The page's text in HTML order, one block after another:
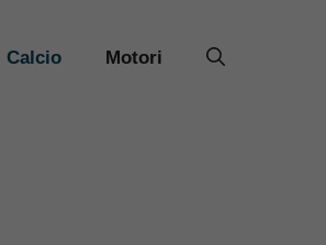
Calcio Motori